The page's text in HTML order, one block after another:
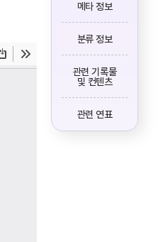
메타 정보
분류 정보
관련 기록물
및 컨텐츠
관련 연표